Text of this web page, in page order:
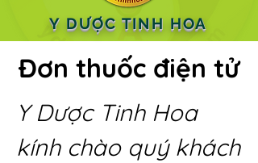
Y DƯỢC TINH HOA
Đơn thuốc điện tử
Y Dược Tinh Hoa
kính chào quý khách